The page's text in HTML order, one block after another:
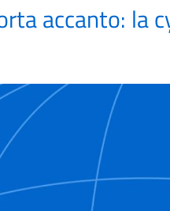
accanto: la